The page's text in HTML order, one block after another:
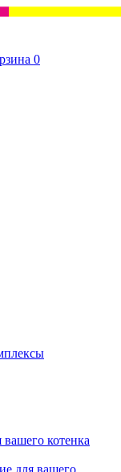
0
котенка
для вашего